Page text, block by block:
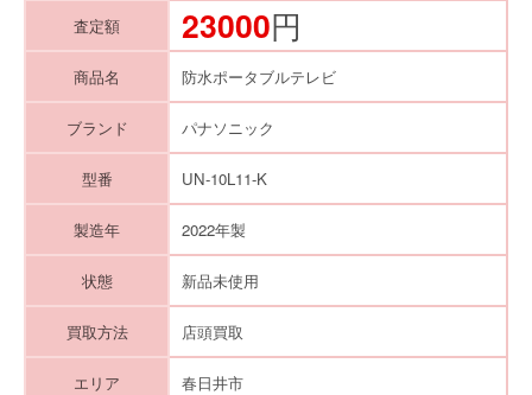
査定額 23000円
商品名 防水ポータブルテレビ
ブランド パナソニック
型番 UN-10L11-K
製造年 2022年製
状態 新品未使用
買取方法 店頭買取
エリア 春日井市